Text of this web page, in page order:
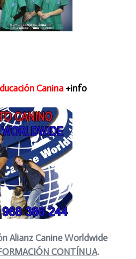
Canina +info
Alianz Canine Worldwide
CONTÍNUA.